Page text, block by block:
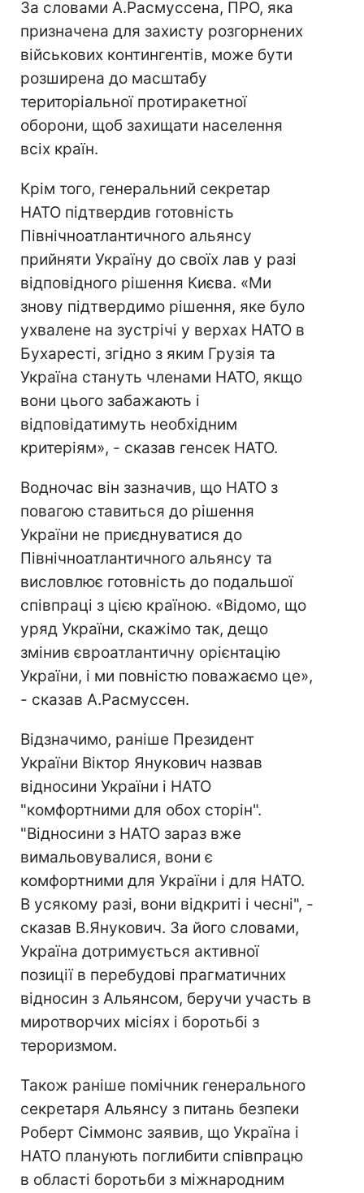
За словами А.Расмуссена, ПРО, яка
призначена для захисту розгорнених
військових контингентів, може бути
розширена до масштабу
територіальної протиракетної
оборони, щоб захищати населення
всіх країн.
Крім того, генеральний секретар
НАТО підтвердив готовність
Північноатлантичного альянсу
прийняти Україну до своїх лав у разі
відповідного рішення Києва. «Ми
знову підтвердимо рішення, яке було
ухвалене на зустрічі у верхах НАТО в
Бухаресті, згідно з яким Грузія та
Україна стануть членами НАТО, якщо
вони цього забажають і
відповідатимуть необхідним
критеріям», - сказав генсек НАТО.
Водночас він зазначив, що НАТО з
повагою ставиться до рішення
України не приєднуватися до
Північноатлантичного альянсу та
висловлює готовність до подальшої
співпраці з цією країною. «Відомо, що
уряд України, скажімо так, дещо
змінив євроатлантичну орієнтацію
України, і ми повністю поважаємо це»,
- сказав А.Расмуссен.
Відзначимо, раніше Президент
України Віктор Янукович назвав
відносини України і НАТО
"комфортними для обох сторін".
"Відносини з НАТО зараз вже
вимальовувалися, вони є
комфортними для України і для НАТО.
В усякому разі, вони відкриті і чесні", -
сказав В.Янукович. За його словами,
Україна дотримується активної
позиції в перебудові прагматичних
відносин з Альянсом, беручи участь в
миротворчих місіях і боротьбі з
тероризмом.
Також раніше помічник генерального
секретаря Альянсу з питань безпеки
Роберт Сіммонс заявив, що Україна і
НАТО планують поглибити співпрацю
в області боротьби з міжнародним